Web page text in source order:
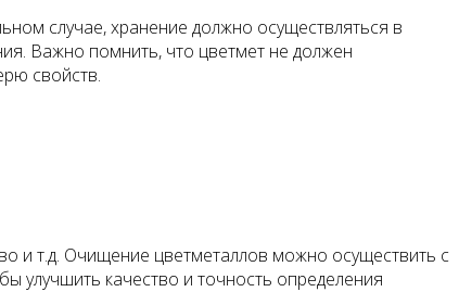
случае, хранение должно осуществляться в
Важно помнить, что цветмет не должен
свойств.
и т.д. Очищение цветметаллов можно осуществить с
улучшить качество и точность определения